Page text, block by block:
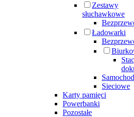
Zestawy
słuchawkowe
Ładowarki
Sieciowe
Karty pamięci
Powerbanki
Pozostałe